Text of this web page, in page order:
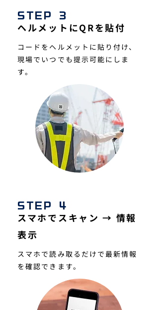
STEP 3
ヘルメットにQRを貼付
コードをヘルメットに貼り付け、
現場でいつでも提示可能にしま
す。
STEP 4
スマホでスキャン → 情報
表示
スマホで読み取るだけで最新情報
を確認できます。